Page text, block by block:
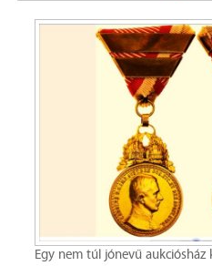
Egy nem túl jónevű